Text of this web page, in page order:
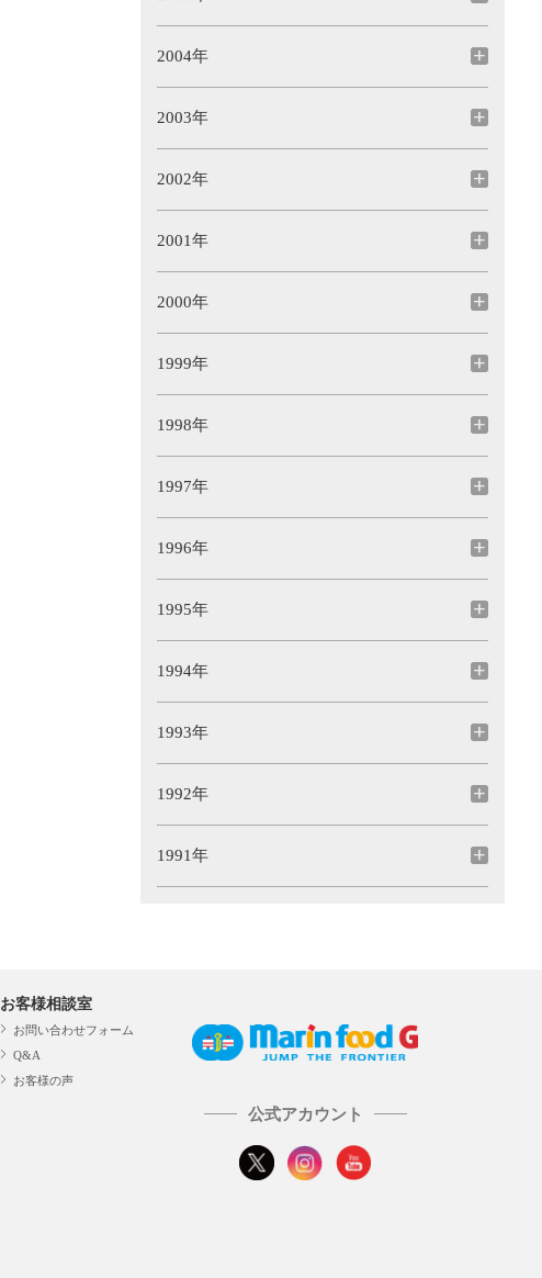
2004年
2003年
2002年
2001年
2000年
1999年
1998年
1997年
1996年
1995年
1994年
1993年
1992年
1991年
お客様相談室
お問い合わせフォーム
Q&A
お客様の声
公式アカウント